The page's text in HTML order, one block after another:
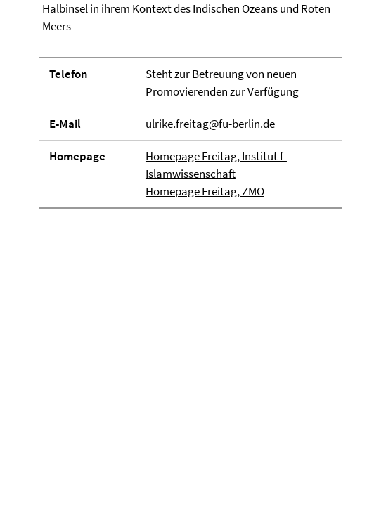
Halbinsel in ihrem Kontext des Indischen Ozeans und Roten
Meers
Telefon
Steht zur Betreuung von neuen
Promovierenden zur Verfügung
E-Mail ulrike.freitag@fu-berlin.de
Homepage
Homepage Freitag, Institut f-
Islamwissenschaft
Homepage Freitag, ZMO